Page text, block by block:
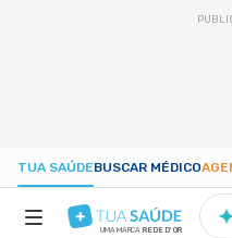
TUA SAÚDEBUSCAR MÉDICO
UMA MARCA REDE D'OR